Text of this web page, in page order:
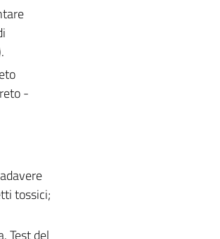
-
tossici;
Test del